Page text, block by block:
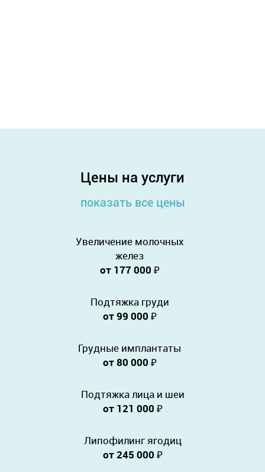
Цены на услуги
показать все цены
Увеличение молочных
желез
от 177 000 ₽
Подтяжка груди
от 99 000 ₽
Грудные имплантаты
от 80 000 ₽
Подтяжка лица и шеи
от 121 000 ₽
Липофилинг ягодиц
от 245 000 ₽